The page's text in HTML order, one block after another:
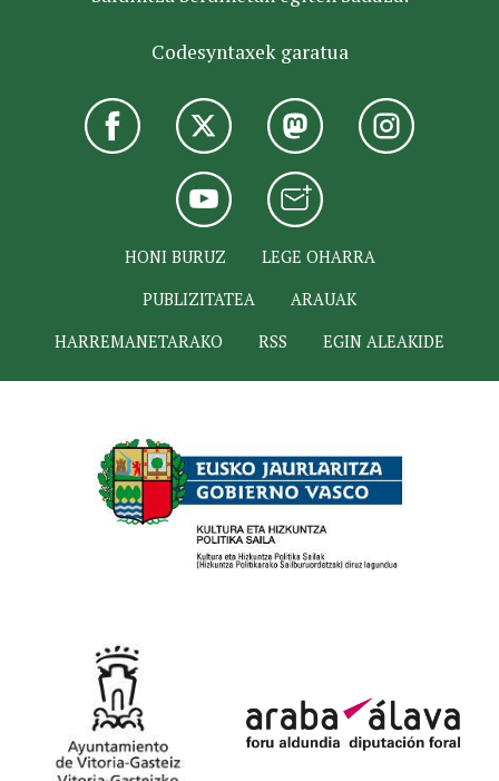
Codesyntaxek garatua
HONI BURUZ
LEGE OHARRA
PUBLIZITATEA
ARAUAK
HARREMANETARAKO
RSS EGIN ALEAKIDE